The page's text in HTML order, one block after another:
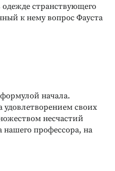
одежде странствующего
к нему вопрос Фауста
начала.
удовлетворением своих
несчастий
профессора, на